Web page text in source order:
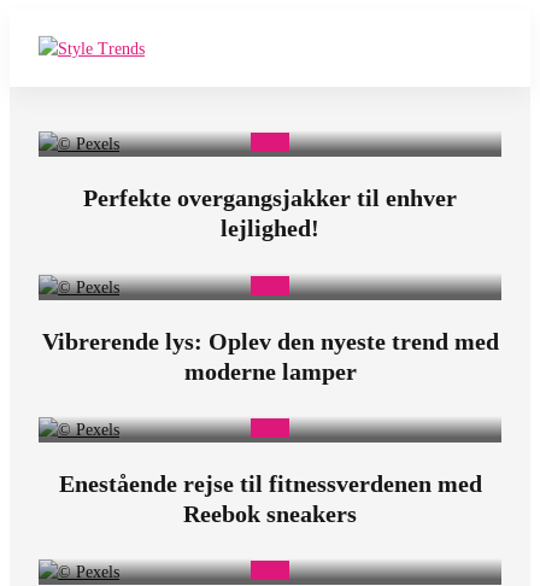
v
e
l
o
k
Perfekte overgangsjakker til enhver
lejlighed!
Vibrerende lys: Oplev den nyeste trend med
moderne lamper
Enestående rejse til fitnessverdenen med
Reebok sneakers